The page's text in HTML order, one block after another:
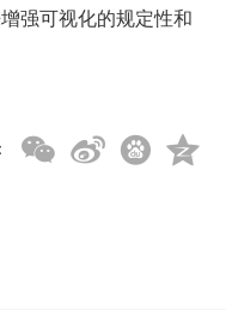
强可视化的规定性和